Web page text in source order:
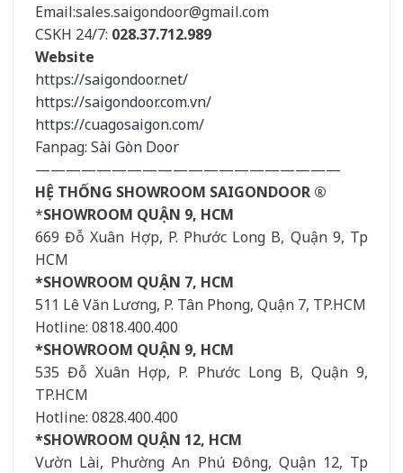
Email:sales.saigondoor@gmail.com
CSKH 24/7: 028.37.712.989
Website
https://saigondoor.net/
https://saigondoor.com.vn/
https://cuagosaigon.com/
Fanpag: Sài Gòn Door
————————————————————
HỆ THỐNG SHOWROOM SAIGONDOOR ®
*SHOWROOM QUẬN 9, HCM
669 Đỗ Xuân Hợp, P. Phước Long B, Quận 9, Tp
HCM
*SHOWROOM QUẬN 7, HCM
511 Lê Văn Lương, P. Tân Phong, Quận 7, TP.HCM
Hotline: 0818.400.400
*SHOWROOM QUẬN 9, HCM
535 Đỗ Xuân Hợp, P. Phước Long B, Quận 9,
TP.HCM
Hotline: 0828.400.400
*SHOWROOM QUẬN 12, HCM
Vườn Lài, Phường An Phú Đông, Quận 12, Tp